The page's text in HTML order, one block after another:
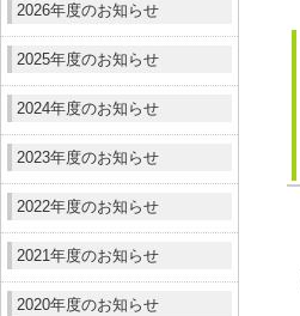
2026年度のお知らせ
2025年度のお知らせ
2024年度のお知らせ
2023年度のお知らせ
2022年度のお知らせ
2021年度のお知らせ
2020年度のお知らせ